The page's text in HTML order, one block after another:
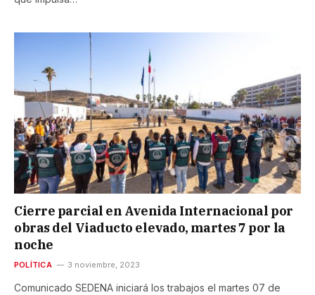
Cierre parcial en Avenida Internacional por
obras del Viaducto elevado, martes 7 por la
noche
POLÍTICA 3 noviembre, 2023
Comunicado SEDENA iniciará los trabajos el martes 07 de